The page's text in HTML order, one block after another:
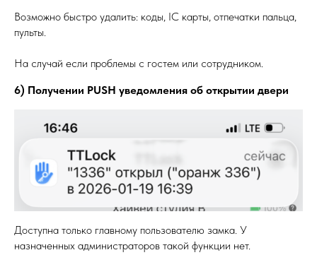
Возможно быстро удалить: коды, IC карты, отпечатки пальца,
пульты.
На случай если проблемы с гостем или сотрудником.
6) Получении PUSH уведомления об открытии двери
Доступна только главному пользователю замка. У
назначенных администраторов такой функции нет.